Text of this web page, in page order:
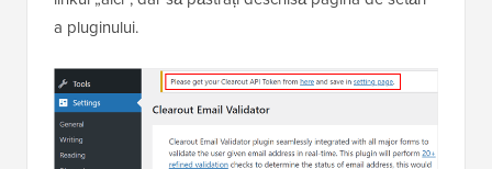
a pluginului.